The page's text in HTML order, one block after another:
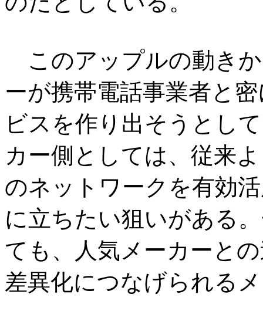
このアップルの動き
ーが携帯電話事業者と
ビスを作り出そうとし
カー側としては、従来
のネットワークを有効
に立ちたい狙いがある
ても、人気メーカーと
差異化につなげられる